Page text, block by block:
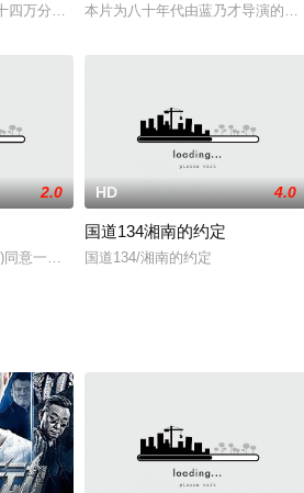
脾气又好，可年过而立的他至今连一次
四万分之一，能成为密友大概更是天文数字。
本片为八十年代由蓝乃才导演的写
ddd。这只神奇的海脉将和老搭档桑
2.0
同意一个性感的周末和唯物主义的女友凯特·保
HD 4.0
国道134湘南的约定
国道134/湘南的约定